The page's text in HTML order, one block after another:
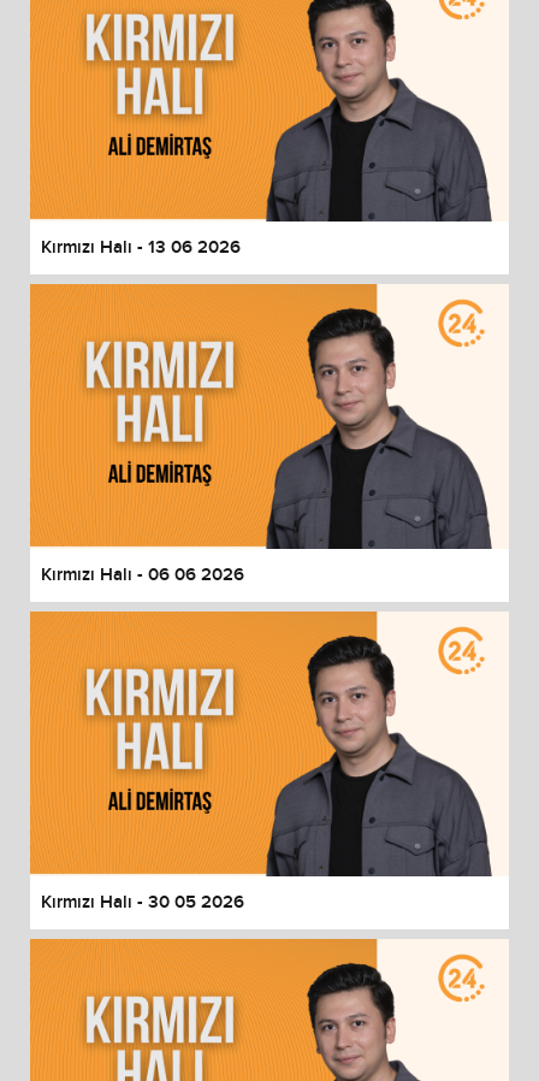
Kırmızı Halı - 13 06 2026
Kırmızı Halı - 06 06 2026
Kırmızı Halı - 30 05 2026